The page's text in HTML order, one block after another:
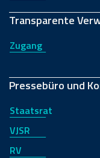
Transparente
Zugang
Pressebüro und
Staatsrat
VJSR
RV